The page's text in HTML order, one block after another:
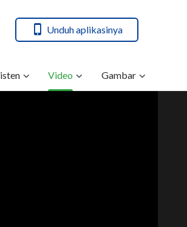
Unduh aplikasinya
Video Gambar